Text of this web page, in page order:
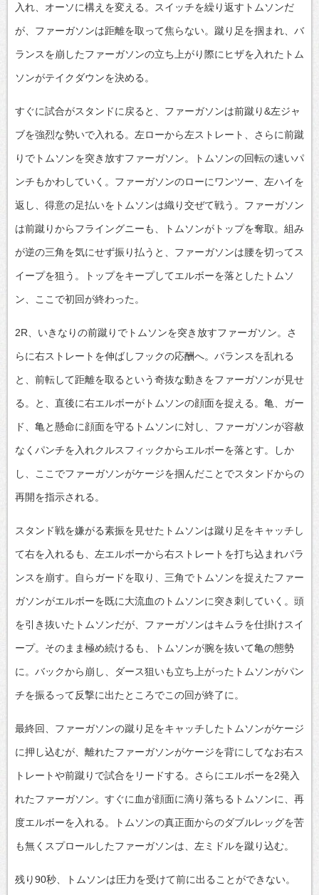
入れ、オーソに構えを変える。スイッチを繰り返すトムソンだ
が、ファーガソンは距離を取って焦らない。蹴り足を掴まれ、バ
ランスを崩したファーガソンの立ち上がり際にヒザを入れたトム
ソンがテイクダウンを決める。
すぐに試合がスタンドに戻ると、ファーガソンは前蹴り&左ジャ
ブを強烈な勢いで入れる。左ローから左ストレート、さらに前蹴
りでトムソンを突き放すファーガソン。トムソンの回転の速いパ
ンチもかわしていく。ファーガソンのローにワンツー、左ハイを
返し、得意の足払いをトムソンは織り交ぜて戦う。ファーガソン
は前蹴りからフライングニーも、トムソンがトップを奪取。組み
が逆の三角を気にせず振り払うと、ファーガソンは腰を切ってス
イープを狙う。トップをキープしてエルボーを落としたトムソ
ン、ここで初回が終わった。
2R、いきなりの前蹴りでトムソンを突き放すファーガソン。さ
らに右ストレートを伸ばしフックの応酬へ。バランスを乱れる
と、前転して距離を取るという奇抜な動きをファーガソンが見せ
る。と、直後に右エルボーがトムソンの顔面を捉える。亀、ガー
ド、亀と懸命に顔面を守るトムソンに対し、ファーガソンが容赦
なくパンチを入れクルスフィックからエルボーを落とす。しか
し、ここでファーガソンがケージを掴んだことでスタンドからの
再開を指示される。
スタンド戦を嫌がる素振を見せたトムソンは蹴り足をキャッチし
て右を入れるも、左エルボーから右ストレートを打ち込まれバラ
ンスを崩す。自らガードを取り、三角でトムソンを捉えたファー
ガソンがエルボーを既に大流血のトムソンに突き刺していく。頭
を引き抜いたトムソンだが、ファーガソンはキムラを仕掛けスイ
ープ。そのまま極め続けるも、トムソンが腕を抜いて亀の態勢
に。バックから崩し、ダース狙いも立ち上がったトムソンがパン
チを振るって反撃に出たところでこの回が終了に。
最終回、ファーガソンの蹴り足をキャッチしたトムソンがケージ
に押し込むが、離れたファーガソンがケージを背にしてなお右ス
トレートや前蹴りで試合をリードする。さらにエルボーを2発入
れたファーガソン。すぐに血が顔面に滴り落ちるトムソンに、再
度エルボーを入れる。トムソンの真正面からのダブルレッグを苦
も無くスプロールしたファーガソンは、左ミドルを蹴り込む。
残り90秒、トムソンは圧力を受けて前に出ることができない。